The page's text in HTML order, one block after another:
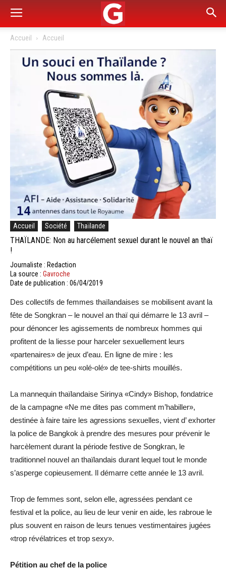
Accueil Accueil
Accueil Société Thaïlande
THAÏLANDE: Non au harcélement sexuel durant le nouvel an thaï
!
Journaliste : Redaction
La source : Gavroche
Date de publication : 06/04/2019
Des collectifs de femmes thaïlandaises se mobilisent avant la
fête de Songkran – le nouvel an thaï qui démarre le 13 avril –
pour dénoncer les agissements de nombreux hommes qui
profitent de la liesse pour harceler sexuellement leurs
«partenaires» de jeux d’eau. En ligne de mire : les
compétitions un peu «olé-olé» de tee-shirts mouillés.
La mannequin thaïlandaise Sirinya «Cindy» Bishop, fondatrice
de la campagne «Ne me dites pas comment m’habiller»,
destinée à faire taire les agressions sexuelles, vient d’ exhorter
la police de Bangkok à prendre des mesures pour prévenir le
harcèlement durant la période festive de Songkran, le
traditionnel nouvel an thaïlandais durant lequel tout le monde
s’asperge copieusement. Il démarre cette année le 13 avril.
Trop de femmes sont, selon elle, agressées pendant ce
festival et la police, au lieu de leur venir en aide, les rabroue le
plus souvent en raison de leurs tenues vestimentaires jugées
«trop révélatrices et trop sexy».
Pétition au chef de la police